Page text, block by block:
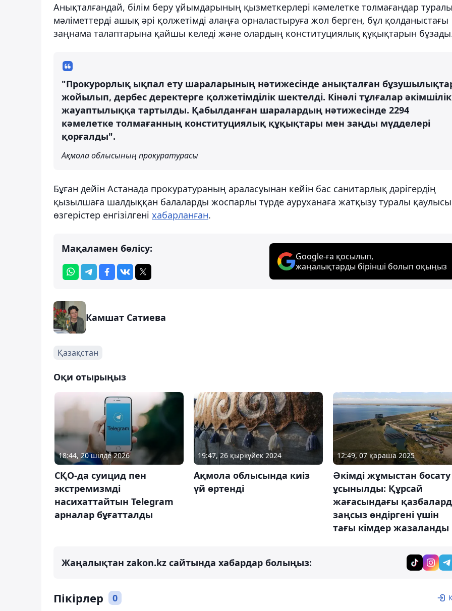
Анықталғандай, білім беру ұйымдарының қызметкерлері кәмелетке толмағандар
мәліметтерді ашық әрі қолжетімді алаңға орналастыруға жол берген, бұл қолданыстағы
заңнама талаптарына қайшы келеді және олардың конституциялық құқықтарын
"Прокурорлық ықпал ету шараларының нәтижесінде анықталған
жойылып, дербес деректерге қолжетімділік шектелді. Кінәлі тұлғалар әкімшілік
жауаптылыққа тартылды. Қабылданған шаралардың нәтижесінде 2294
кәмелетке толмағанның конституциялық құқықтары мен заңды мүдделері
қорғалды".
Ақмола облысының прокуратурасы
Бұған дейін Астанада прокуратураның араласуынан кейін бас санитарлық дәрігердің
қызылшаға шалдыққан балаларды жоспарлы түрде ауруханаға жатқызу туралы
өзгерістер енгізілгені хабарланған.
Мақаламен бөлісу:
Google-ға қосылып,
жаңалықтарды бірінші болып оқыңыз
Камшат Сатиева
Қазақстан
Оқи отырыңыз
18:44, 20 шілде 2026
СҚО-да суицид пен
экстремизмді
насихаттайтын Telegram
арналар бұғатталды
19:47, 26 қыркүйек 2024
Ақмола облысында киіз
үй өртенді
12:49, 07 қараша 2025
Әкімді жұмыстан босату
ұсынылды: Құрсай
жағасындағы
заңсыз өндіргені үшін
тағы кімдер жазаланды
Жаңалықтан zakon.kz сайтында хабардар болыңыз:
Пікірлер 0